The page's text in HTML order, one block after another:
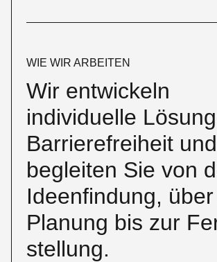
WIE WIR ARBEITEN
Wir entwickeln
individuelle
Barrierefreiheit und
begleiten Sie von
Ideenfindung,
Planung bis zur
stellung.